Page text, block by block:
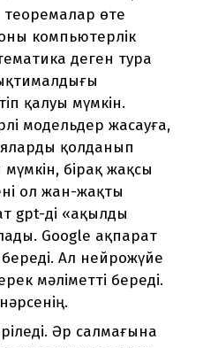
теоремалар өте
компьютерлік
деген тура
қалуы мүмкін.
модельдер жасауға,
қолданып
бірақ жақсы
ол жан-жақты
gpt-ді «ақылды
Google ақпарат
Ал нейрожүйе
мәліметті береді.
Әр салмағына